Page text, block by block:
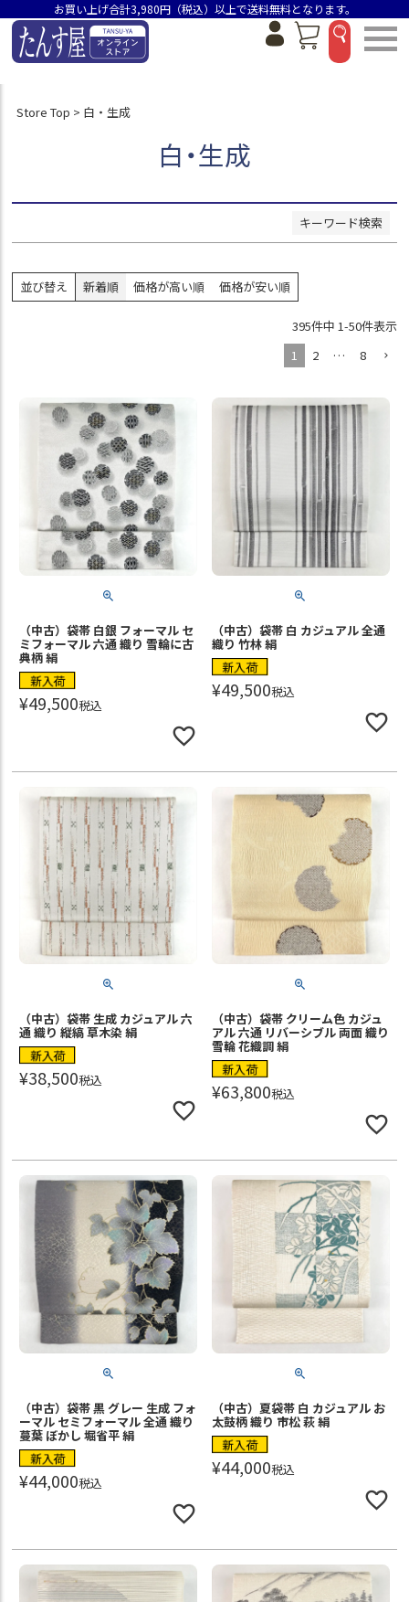
お買い上げ合計3,980円（税込）以上で送料無料となります。
Store Top 白・生成
白・生成
キーワード検索
並び順
価格が高い順
並び替え 新着順 価格が高い順 価格が安い順
395件中 1-50件表示
1
2 … 8
（中古）袋帯 白銀 フォーマル セ
ミフォーマル 六通 織り 雪輪に古
典柄 絹
新入荷
¥49,500税込
（中古）袋帯 白 カジュアル 全通
織り 竹林 絹
新入荷
¥49,500税込
（中古）袋帯 生成 カジュアル 六
通 織り 縦縞 草木染 絹
新入荷
¥38,500税込
（中古）袋帯 クリーム色 カジュ
アル 六通 リバーシブル 両面 織り
雪輪 花織調 絹
新入荷
¥63,800税込
（中古）袋帯 黒 グレー 生成 フォ
ーマル セミフォーマル 全通 織り
蔓葉 ぼかし 堀省平 絹
新入荷
¥44,000税込
（中古）夏袋帯 白 カジュアル お
太鼓柄 織り 市松 萩 絹
新入荷
¥44,000税込